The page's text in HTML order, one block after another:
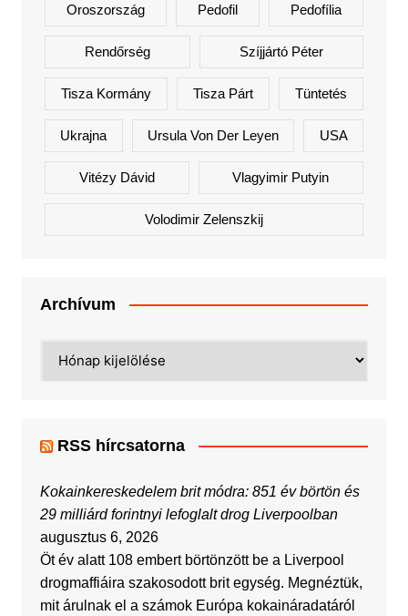
Oroszország Pedofil Pedofília
Rendőrség Szíjjártó Péter
Tisza Kormány Tisza Párt Tüntetés
Ukrajna Ursula Von Der Leyen USA
Vitézy Dávid Vlagyimir Putyin
Volodimir Zelenszkij
Archívum
RSS hírcsatorna
Kokainkereskedelem brit módra: 851 év börtön és
29 milliárd forintnyi lefoglalt drog Liverpoolban
augusztus 6, 2026
Öt év alatt 108 embert börtönzött be a Liverpool
drogmaffiáira szakosodott brit egység. Megnéztük,
mit árulnak el a számok Európa kokaináradatáról